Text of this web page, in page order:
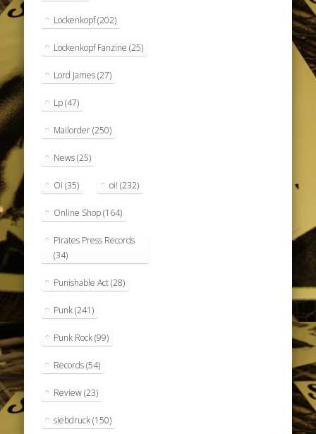
Lockenkopf(202)
Lockenkopf Fanzine (25)
Lord James(27)
Lp(47)
Mailorder(250)
News(25)
Oi (35) oi! (232)
Online Shop(164)
Pirates Press Records
(34)
Punishable Act(28)
Punk(241)
Punk Rock(99)
Records(54)
Review(23)
siebdruck(150)